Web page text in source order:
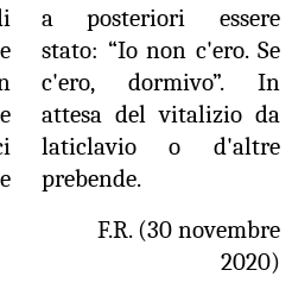
a posteriori essere
stato: “Io non c'ero. Se
c'ero, dormivo”. In
attesa del vitalizio da
laticlavio o d'altre
prebende.
F.R. (30 novembre
2020)